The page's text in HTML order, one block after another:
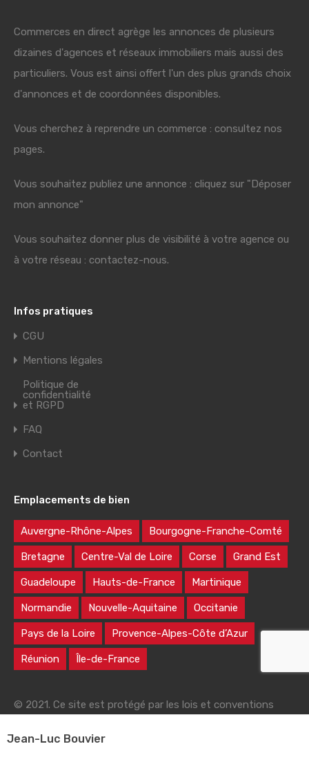
Commerces en direct agrège les annonces de plusieurs
dizaines d'agences et réseaux immobiliers mais aussi des
particuliers. Vous est ainsi offert l'un des plus grands choix
d'annonces et de coordonnées disponibles.
Vous cherchez à reprendre un commerce : consultez nos
pages.
Vous souhaitez publiez une annonce : cliquez sur "Déposer
mon annonce"
Vous souhaitez donner plus de visibilité à votre agence ou
à votre réseau : contactez-nous.
Infos pratiques
CGU
Mentions légales
Politique de
confidentialité
et RGPD
FAQ
Contact
Emplacements de bien
Auvergne-Rhône-Alpes Bourgogne-Franche-Comté
Bretagne Centre-Val de Loire Corse Grand Est
Guadeloupe Hauts-de-France Martinique
Normandie Nouvelle-Aquitaine Occitanie
Pays de la Loire Provence-Alpes-Côte d’Azur
Réunion Île-de-France
© 2021. Ce site est protégé par les lois et conventions
Jean-Luc Bouvier